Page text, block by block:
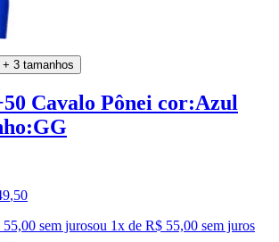
+ 3 tamanhos
Cavalo Pônei cor:Azul
,50
sem jurosou 1x de R$ 55,00 sem juros